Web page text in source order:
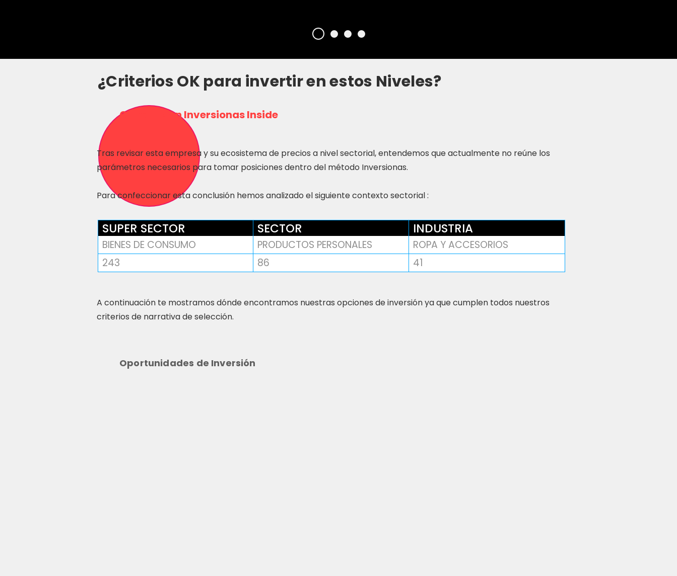
¿Criterios OK para invertir en estos Niveles?
Consulta en Inversionas Inside
Tras revisar esta empresa y su ecosistema de precios a nivel sectorial, entendemos que actualmente no reúne los
parámetros necesarios para tomar posiciones dentro del método Inversionas.
Para confeccionar esta conclusión hemos analizado el siguiente contexto sectorial :
SUPER SECTOR SECTOR INDUSTRIA
BIENES DE CONSUMO PRODUCTOS PERSONALES
ROPA Y ACCESORIOS
243
86 41
A continuación te mostramos dónde encontramos nuestras opciones de inversión ya que cumplen todos nuestros
criterios de narrativa de selección.
Oportunidades de Inversión